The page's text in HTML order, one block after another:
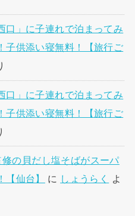
口」に子連れで泊まってみ
子供添い寝無料！【旅行ご
口」に子連れで泊まってみ
子供添い寝無料！【旅行ご
の貝だし塩そばがスーパ
仙台】
に しょうらく
よ